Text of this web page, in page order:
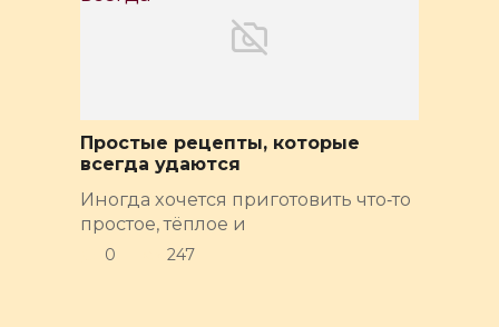
Простые рецепты, которые
всегда удаются
Иногда хочется приготовить что‑то
простое, тёплое и
0 247